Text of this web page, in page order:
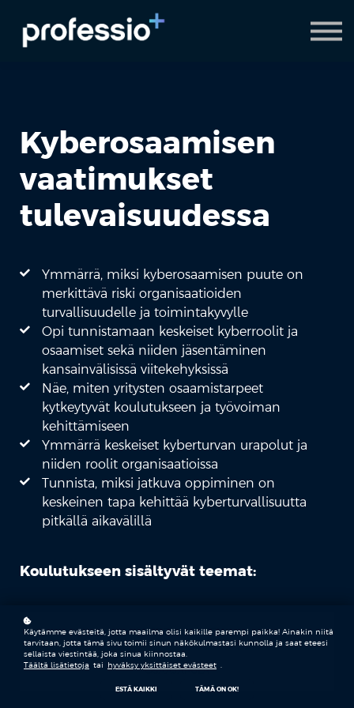
AI Coach
Pyydä demo
Kyberosaamisen
vaatimukset
tulevaisuudessa
Ymmärrä, miksi kyberosaamisen puute on
merkittävä riski organisaatioiden
turvallisuudelle ja toimintakyvylle
Opi tunnistamaan keskeiset kyberroolit ja
osaamiset sekä niiden jäsentäminen
kansainvälisissä viitekehyksissä
Näe, miten yritysten osaamistarpeet
kytkeytyvät koulutukseen ja työvoiman
kehittämiseen
Ymmärrä keskeiset kyberturvan urapolut ja
niiden roolit organisaatioissa
Tunnista, miksi jatkuva oppiminen on
keskeinen tapa kehittää kyberturvallisuutta
pitkällä aikavälillä
Koulutukseen sisältyvät teemat:
KYBEROSAAMINEN
OSAAJAPULA
Käytämme evästeitä, jotta maailma olisi kaikille parempi paikka! Ainakin niitä
tarvitaan, jotta tämä sivu toimii sinun näkökulmastasi kunnolla ja saat eteesi
sellaista viestintää, joka sinua kiinnostaa.
Täältä lisätietoja tai hyväksy yksittäiset evästeet
ESTÄ KAIKKI TÄMÄ ON OK!